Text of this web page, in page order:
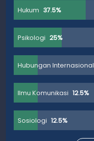
Hukum 37.5%
Psikologi 25%
Hubungan Internasional
Ilmu Komunikasi 12.5%
Sosiologi 12.5%